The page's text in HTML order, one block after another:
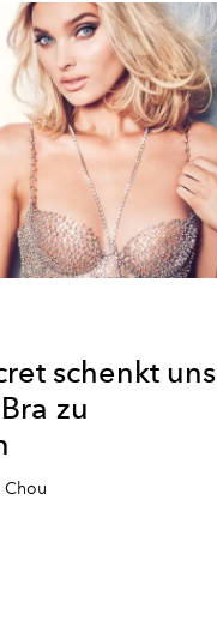
schenkt uns
zu
Chou